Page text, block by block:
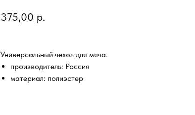
375,00 р.
Универсальный чехол для мяча.
производитель: Россия
материал: полиэстер